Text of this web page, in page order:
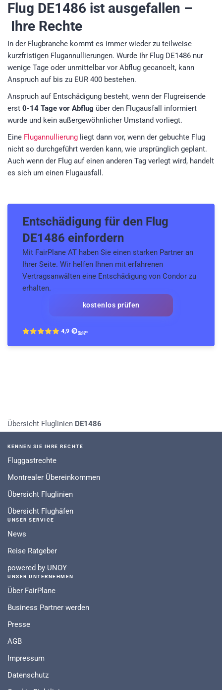
Flug DE1486 ist ausgefallen –
Ihre Rechte
In der Flugbranche kommt es immer wieder zu teilweise
kurzfristigen Flugannullierungen. Wurde Ihr Flug DE1486 nur
wenige Tage oder unmittelbar vor Abflug gecancelt, kann
Anspruch auf bis zu EUR 400 bestehen.
Anspruch auf Entschädigung besteht, wenn der Flugreisende
erst 0-14 Tage vor Abflug über den Flugausfall informiert
wurde und kein außergewöhnlicher Umstand vorliegt.
Eine Flugannullierung liegt dann vor, wenn der gebuchte Flug
nicht so durchgeführt werden kann, wie ursprünglich geplant.
Auch wenn der Flug auf einen anderen Tag verlegt wird, handelt
es sich um einen Flugausfall.
Entschädigung für den Flug
DE1486 einfordern
Mit FairPlane AT haben Sie einen starken Partner an
Ihrer Seite. Wir helfen Ihnen mit erfahrenen
Vertragsanwälten eine Entschädigung von Condor zu
erhalten.
kostenlos prüfen
Übersicht Fluglinien DE1486
KENNEN SIE IHRE RECHTE
Fluggastrechte
Montrealer Übereinkommen
Übersicht Fluglinien
Übersicht Flughäfen
UNSER SERVICE
News
Reise Ratgeber
powered by UNOY
UNSER UNTERNEHMEN
Über FairPlane
Business Partner werden
Presse
AGB
Impressum
Datenschutz